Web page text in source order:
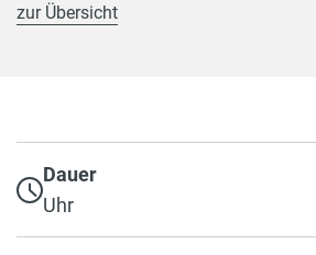
zur Übersicht
Dauer
Uhr